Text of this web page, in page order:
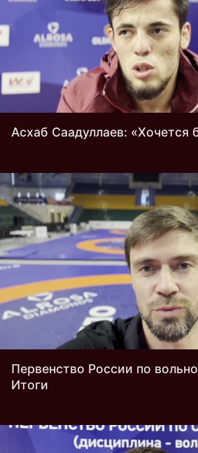
Асхаб Саадуллаев: «Хочется
Первенство России по
Итоги